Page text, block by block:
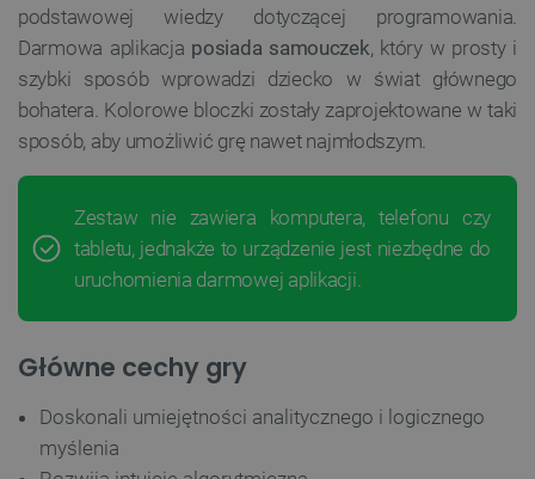
podstawowej wiedzy dotyczącej programowania.
Darmowa aplikacja posiada samouczek, który w prosty i
szybki sposób wprowadzi dziecko w świat głównego
bohatera. Kolorowe bloczki zostały zaprojektowane w taki
sposób, aby umożliwić grę nawet najmłodszym.
Zestaw nie zawiera komputera, telefonu czy
tabletu, jednakże to urządzenie jest niezbędne do
uruchomienia darmowej aplikacji.
Główne cechy gry
Doskonali umiejętności analitycznego i logicznego
myślenia